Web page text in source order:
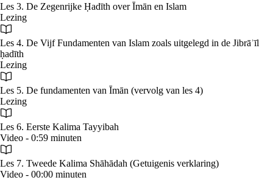
Les 3. De Zegenrijke Ḥadīth over Īmān en Islam
Lezing
Les 4. De Vijf Fundamenten van Islam zoals uitgelegd in de Jibrāʾīl
ḥadīth
Lezing
Les 5. De fundamenten van Īmān (vervolg van les 4)
Lezing
Les 6. Eerste Kalima Tayyibah
Video - 0:59 minuten
Les 7. Tweede Kalima Shāhādah (Getuigenis verklaring)
Video - 00:00 minuten